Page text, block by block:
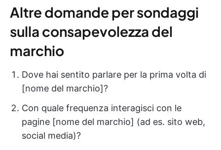
Altre domande per sondaggi
sulla consapevolezza del
marchio
Dove hai sentito parlare per la prima volta di
[nome del marchio]?
Con quale frequenza interagisci con le
pagine [nome del marchio] (ad es. sito web,
social media)?